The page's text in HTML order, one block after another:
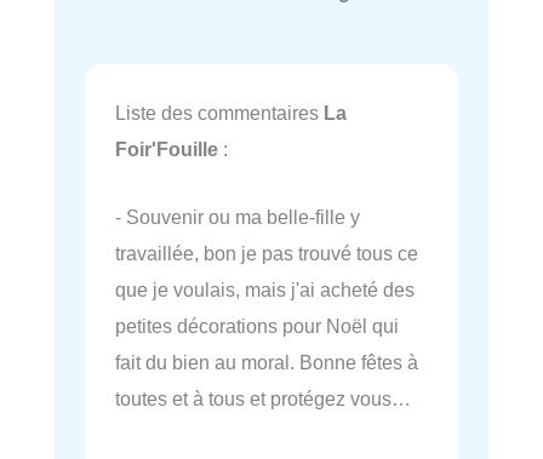
Liste des commentaires La
Foir'Fouille :
- Souvenir ou ma belle-fille y
travaillée, bon je pas trouvé tous ce
que je voulais, mais j'ai acheté des
petites décorations pour Noël qui
fait du bien au moral. Bonne fêtes à
toutes et à tous et protégez vous…